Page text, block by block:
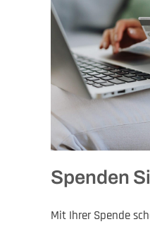
Spenden
Mit Ihrer Spende